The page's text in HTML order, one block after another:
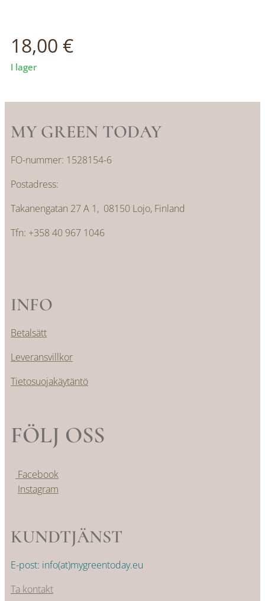
18,00 €
I lager
MY GREEN TODAY
FO-nummer: 1528154-6
Postadress:
Takanengatan 27 A 1, 08150 Lojo, Finland
Tfn: +358 40 967 1046
INFO
Betalsätt
Leveransvillkor
Tietosuojakäytäntö
FÖLJ OSS
Facebook
Instagram
KUNDTJÄNST
E-post: info(at)mygreentoday.eu
Ta kontakt